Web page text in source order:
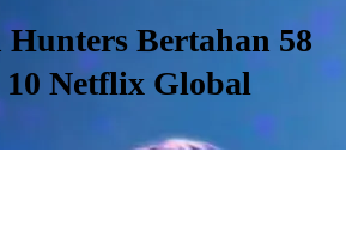
Hunters Bertahan 58
Netflix Global